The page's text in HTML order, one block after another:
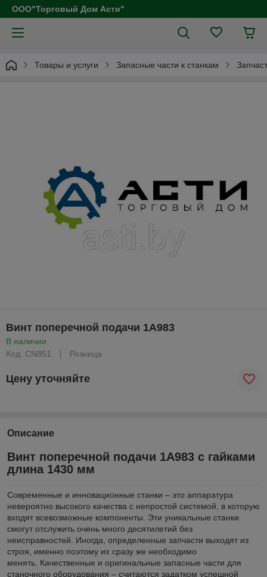
ООО"Торговый Дом Асти"
Товары и услуги Запасные части к станкам
Винт поперечной подачи 1А983
В наличии
Код: CN851
Розница
Цену уточняйте
Описание
Винт поперечной подачи 1А983 с гайками
длина 1430 мм
Современные и инновационные станки – это аппаратура
невероятно высокого качества с непростой системой, в которую
входят всевозможные компоненты. Эти уникальные станки
смогут отслужить очень много десятилетий без
неисправностей. Иногда, определенные запчасти выходят из
строя, именно поэтому их сразу же необходимо
менять. Качественные и оригинальные запасные части для
станочного оборудования – считаются задатком успешной